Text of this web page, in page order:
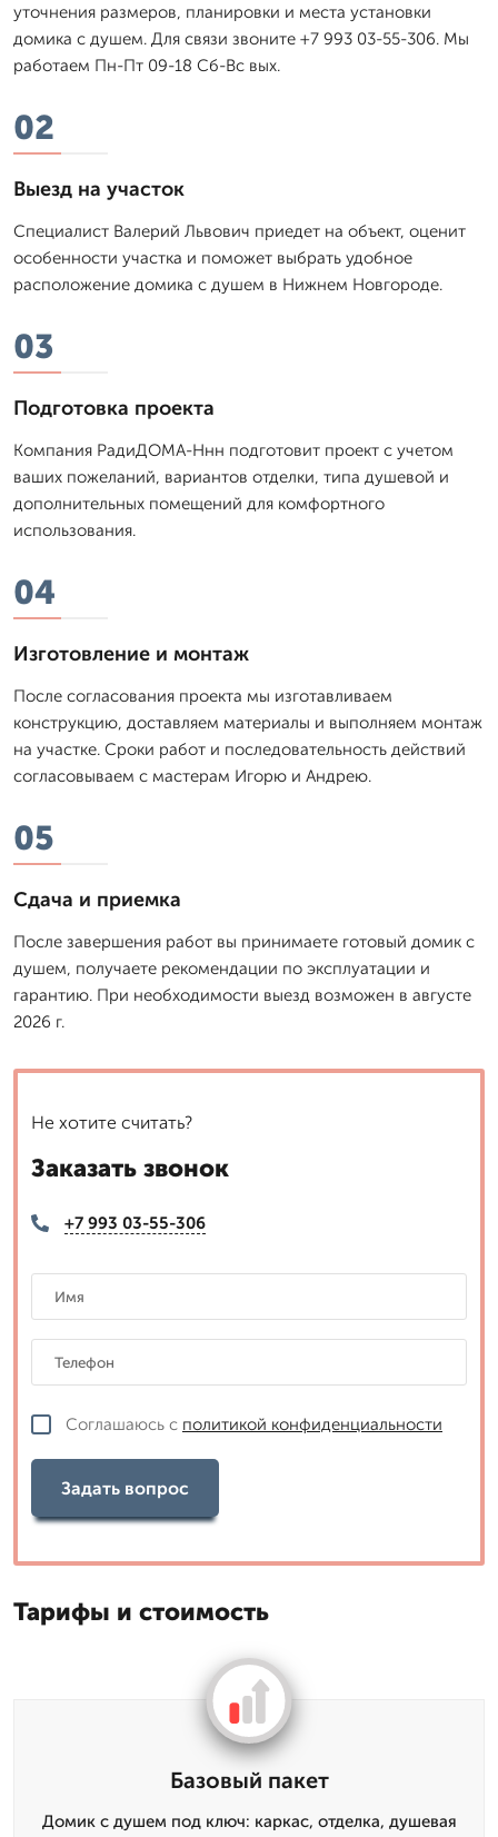
уточнения размеров, планировки и места установки
домика с душем. Для связи звоните +7 993 03-55-306. Мы
работаем Пн-Пт 09-18 Сб-Вс вых.
02
Выезд на участок
Специалист Валерий Львович приедет на объект, оценит
особенности участка и поможет выбрать удобное
расположение домика с душем в Нижнем Новгороде.
03
Подготовка проекта
Компания РадиДОМА-Ннн подготовит проект с учетом
ваших пожеланий, вариантов отделки, типа душевой и
дополнительных помещений для комфортного
использования.
04
Изготовление и монтаж
После согласования проекта мы изготавливаем
конструкцию, доставляем материалы и выполняем монтаж
на участке. Сроки работ и последовательность действий
согласовываем с мастерам Игорю и Андрею.
05
Сдача и приемка
После завершения работ вы принимаете готовый домик с
душем, получаете рекомендации по эксплуатации и
гарантию. При необходимости выезд возможен в августе
2026 г.
Не хотите считать?
Заказать звонок
+7 993 03-55-306
Соглашаюсь с политикой конфиденциальности
Задать вопрос
Тарифы и стоимость
Базовый пакет
Домик с душем под ключ: каркас, отделка, душевая